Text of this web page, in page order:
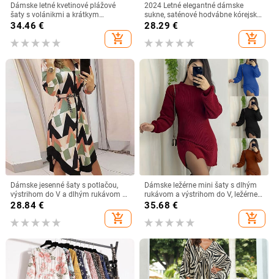
Dámske letné kvetinové plážové
šaty s volánikmi a krátkym
rukávom, kvetinové maxi šaty s
34.46 €
add_shopping_cart
2024 Letné elegantné dámske
sukne, saténové hodvábne kórejské
módne sukne, Faldas Mujer,
kancelárske dámy, ležérne, pevné, s
vysokým pásom, párty sukne
28.29 €
add_shopping_cart
Dámske jesenné šaty s potlačou,
výstrihom do V a dlhým rukávom s
šnurovaním a úzkym strihom,
28.84€
add_shopping_cart
Dámske ležérne mini šaty s dlhým
rukávom a výstrihom do V, ležérne,
s kapucňou, s výstrihom do V, s
kancelárske, dámske šaty pre ženy,
35.68 €
add_shopping_cart